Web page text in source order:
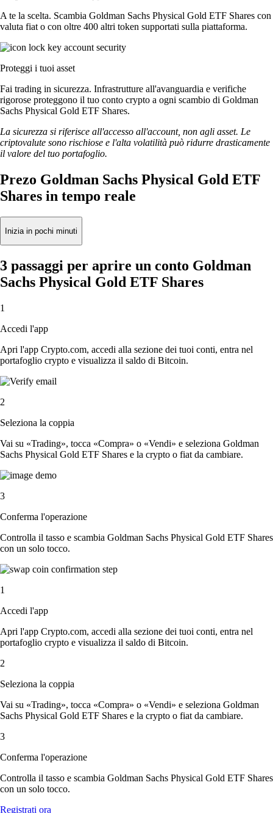
A te la scelta. Scambia Goldman Sachs Physical Gold ETF Shares con
valuta fiat o con oltre 400 altri token supportati sulla piattaforma.
Proteggi i tuoi asset
Fai trading in sicurezza. Infrastrutture all'avanguardia e verifiche
rigorose proteggono il tuo conto crypto a ogni scambio di Goldman
Sachs Physical Gold ETF Shares.
La sicurezza si riferisce all'accesso all'account, non agli asset. Le
criptovalute sono rischiose e l'alta volatilità può ridurre drasticamente
il valore del tuo portafoglio.
Prezo Goldman Sachs Physical Gold ETF
Shares in tempo reale
Inizia in pochi minuti
3 passaggi per aprire un conto Goldman
Sachs Physical Gold ETF Shares
1
Accedi l'app
Apri l'app Crypto.com, accedi alla sezione dei tuoi conti, entra nel
portafoglio crypto e visualizza il saldo di Bitcoin.
2
Seleziona la coppia
Vai su «Trading», tocca «Compra» o «Vendi» e seleziona Goldman
Sachs Physical Gold ETF Shares e la crypto o fiat da cambiare.
3
Conferma l'operazione
Controlla il tasso e scambia Goldman Sachs Physical Gold ETF Shares
con un solo tocco.
1
Accedi l'app
Apri l'app Crypto.com, accedi alla sezione dei tuoi conti, entra nel
portafoglio crypto e visualizza il saldo di Bitcoin.
2
Seleziona la coppia
Vai su «Trading», tocca «Compra» o «Vendi» e seleziona Goldman
Sachs Physical Gold ETF Shares e la crypto o fiat da cambiare.
3
Conferma l'operazione
Controlla il tasso e scambia Goldman Sachs Physical Gold ETF Shares
con un solo tocco.
Registrati ora